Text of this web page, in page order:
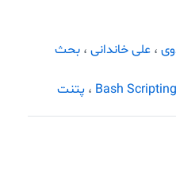
، علی خاندانی ، بحث
Bash Scripting ، پتنت